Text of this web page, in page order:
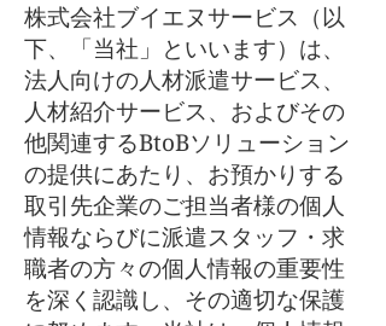
株式会社ブイエヌサービス（以
下、「当社」といいます）は、
法人向けの人材派遣サービス、
人材紹介サービス、およびその
他関連するBtoBソリューション
の提供にあたり、お預かりする
取引先企業のご担当者様の個人
情報ならびに派遣スタッフ・求
職者の方々の個人情報の重要性
を深く認識し、その適切な保護